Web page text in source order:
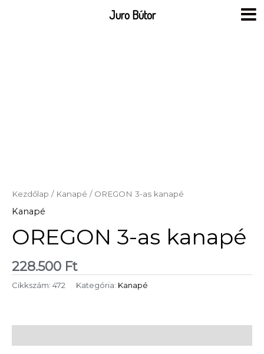
Kezdőlap / Kanapé / OREGON 3-as kanapé
Kanapé
OREGON 3-as kanapé
228.500 Ft
Cikkszám: 472 Kategória: Kanapé
Juro Bútor